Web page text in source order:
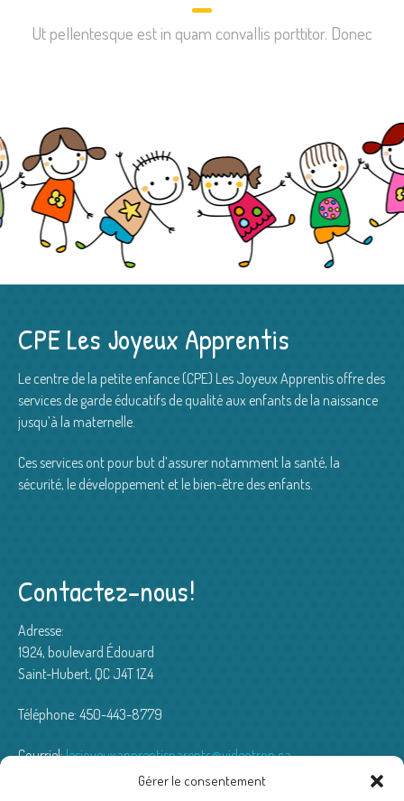
Gérer le consentement
Ut pellentesque est in quam convallis porttitor. Donec
CPE Les Joyeux Apprentis
Le centre de la petite enfance (CPE) Les Joyeux Apprentis offre des
services de garde éducatifs de qualité aux enfants de la naissance
jusqu’à la maternelle.
Ces services ont pour but d’assurer notamment la santé, la
sécurité, le développement et le bien-être des enfants.
Contactez-nous!
Adresse:
1924, boulevard Édouard
Saint-Hubert, QC J4T 1Z4
Téléphone: 450-443-8779
Courriel:lesjoyeuxapprentisparents@videotron.ca